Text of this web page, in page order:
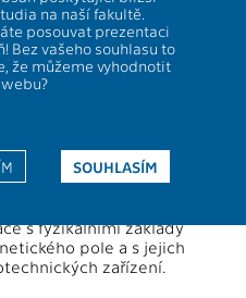
na naší fakultě.
posouvat prezentaci
Bez vašeho souhlasu to
že můžeme vyhodnotit
SOUHLASÍM
5
Z
AD2B17EPV
s fyzikálními základy
pole a s jejich
zařízení.